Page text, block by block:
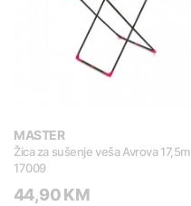
MASTER
Žica za sušenje veša Avrova 17,5m
17009
44,90 KM